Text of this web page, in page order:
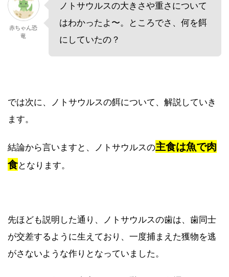
赤ちゃん恐
竜
ノトサウルスの大きさや重さについて
はわかったよ〜。ところでさ、何を餌
にしていたの？
では次に、ノトサウルスの餌について、解説していき
ます。
結論から言いますと、ノトサウルスの主食は魚で肉
食となります。
先ほども説明した通り、ノトサウルスの歯は、歯同士
が交差するように生えており、一度捕まえた獲物を逃
がさないような作りとなっていました。